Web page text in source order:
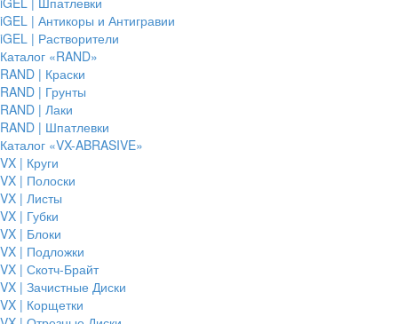
iGEL | Антикоры и Антигравии
iGEL | Растворители
Каталог «RAND»
RAND | Краски
RAND | Грунты
RAND | Лаки
RAND | Шпатлевки
Каталог «VX-ABRASIVE»
VX | Круги
VX | Полоски
VX | Листы
VX | Губки
VX | Блоки
VX | Подложки
VX | Скотч-Брайт
VX | Зачистные Диски
VX | Корщетки